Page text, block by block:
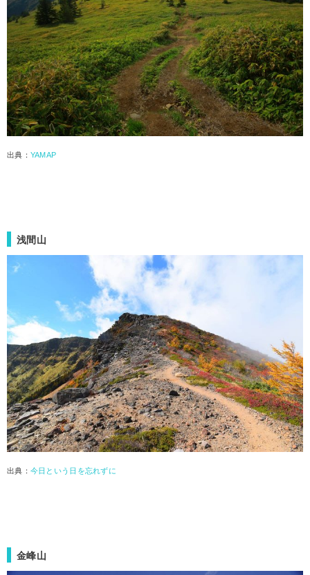
出典： YAMAP
浅間山
出典： 今日という日を忘れずに
金峰山